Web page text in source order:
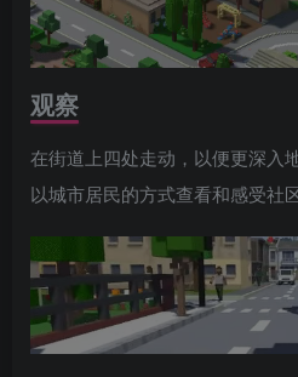
观察
在街道上四处走动，以便更深入
以城市居民的方式查看和感受社